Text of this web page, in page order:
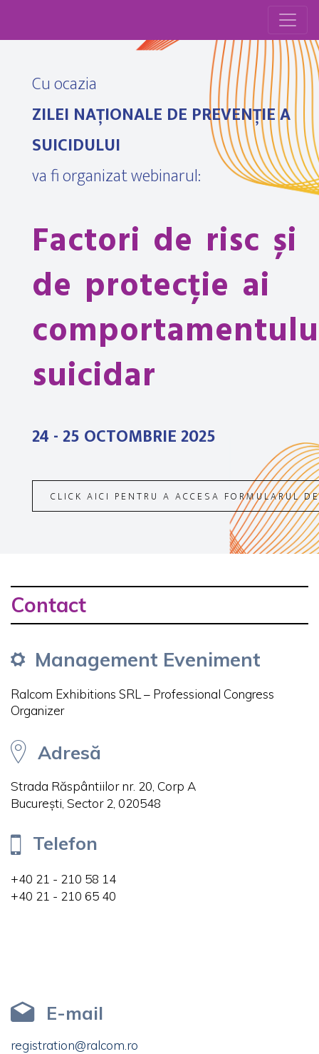
Cu ocazia
ZILEI NAȚIONALE DE PREVENȚIE A
SUICIDULUI
va fi organizat webinarul:
Factori de risc și
de protecție ai
suicidar
24 - 25 OCTOMBRIE 2025
CLICK AICI PENTRU A ACCESA FORMULARUL
Contact
Management Eveniment
Ralcom Exhibitions SRL – Professional Congress
Organizer
Adresă
Strada Răspântiilor nr. 20, Corp A
București, Sector 2, 020548
Telefon
+40 21 - 210 58 14
+40 21 - 210 65 40
E-mail
registration@ralcom.ro